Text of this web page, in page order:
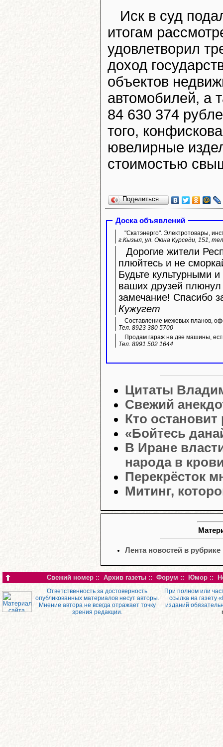
Иск в суд
итогам
удовлетворил
доход
объектов
автомобилей, а
84 630 374
того,
ювелирные
стоимостью
Поделиться…
Доска объявлений
"Скатэнерго". Электротовары,
г.Кызыл, ул. Оюна Курседи, 151,
Дорогие жители
плюйтесь и не
Будьте культурными
ваших друзей
замечание! Спасибо
Кужугет
Составление межевых планов,
Тел. 8923 380 5700
Продам гараж на две машины,
Тел. 8991 502 1644
Цитаты
Свежий
Кто остановит
«Бойтесь
В Иране
народа в
Перекрёсток
Митинг,
Лента новостей в
Свежий номер :: Архив газеты :: Форум :: Юмор ::
Ответственность за достоверность
опубликованных материалов несут авторы.
Мнение автора не всегда отражает точку
зрения редакции.
При полном или
ссылка на газету
изданий